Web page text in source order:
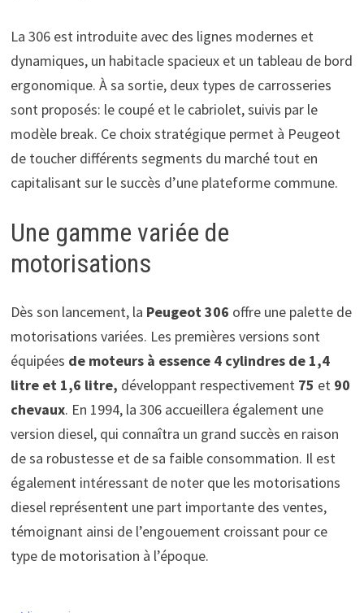
La 306 est introduite avec des lignes modernes et
dynamiques, un habitacle spacieux et un tableau de bord
ergonomique. À sa sortie, deux types de carrosseries
sont proposés: le coupé et le cabriolet, suivis par le
modèle break. Ce choix stratégique permet à Peugeot
de toucher différents segments du marché tout en
capitalisant sur le succès d’une plateforme commune.
Une gamme variée de
motorisations
Dès son lancement, la Peugeot 306 offre une palette de
motorisations variées. Les premières versions sont
équipées de moteurs à essence 4 cylindres de 1,4
litre et 1,6 litre, développant respectivement 75 et 90
chevaux. En 1994, la 306 accueillera également une
version diesel, qui connaîtra un grand succès en raison
de sa robustesse et de sa faible consommation. Il est
également intéressant de noter que les motorisations
diesel représentent une part importante des ventes,
témoignant ainsi de l’engouement croissant pour ce
type de motorisation à l’époque.